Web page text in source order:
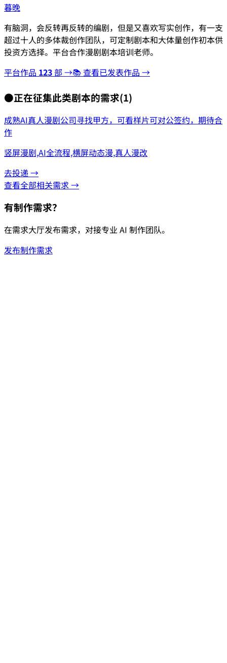
暮晚
有脑洞，会反转再反转的编剧，但是又喜欢写实创作，有一支
超过十人的多体裁创作团队，可定制剧本和大体量创作初本供
投资方选择。平台合作漫剧剧本培训老师。
平台作品 123部 →📚 查看已发表作品 →
●正在征集此类剧本的需求(1)
成熟AI真人漫剧公司寻找甲方，可看样片可对公签约，期待合
作
竖屏漫剧,AI全流程,横屏动态漫,真人漫改
去投递 →
查看全部相关需求 →
有制作需求？
在需求大厅发布需求，对接专业 AI 制作团队。
发布制作需求